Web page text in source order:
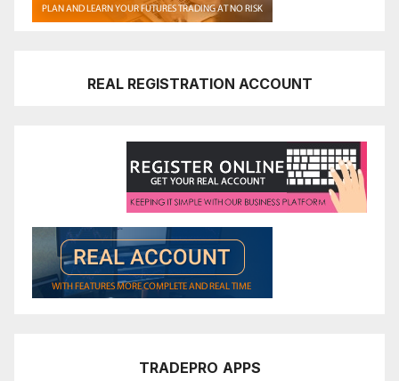
REAL REGISTRATION ACCOUNT
TRADEPRO APPS